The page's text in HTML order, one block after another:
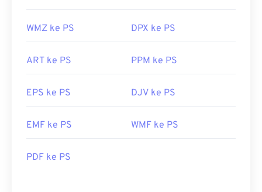
WMZ ke PS DPX ke PS
ART ke PS PPM ke PS
EPS ke PS DJV ke PS
EMF ke PS WMF ke PS
PDF ke PS